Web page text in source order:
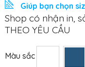
Giúp bạn chọn
Shop có nhận in,
THEO YÊU CẦU
Màu sắc